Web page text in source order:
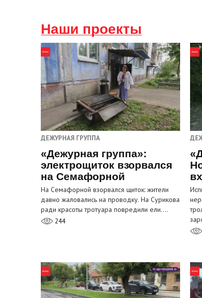
Наши проекты
ДЕЖУРНАЯ ГРУППА
«Дежурная группа»:
электрощиток взорвался
на Семафорной
На Семафорной взорвался щиток: жители
давно жаловались на проводку. На Сурикова
ради красоты тротуара повредили ели.…
244